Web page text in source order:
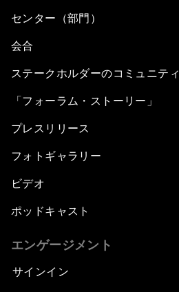
センター（部門）
会合
ステークホルダーのコミュニティ
「フォーラム・ストーリー」
プレスリリース
フォトギャラリー
ビデオ
ポッドキャスト
エンゲージメント
サインイン